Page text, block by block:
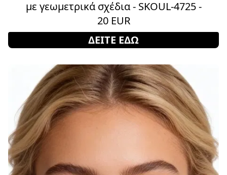
με γεωμετρικά σχέδια - SKOUL-4725 -
20 EUR
ΔΕΙΤΕ ΕΔΩ